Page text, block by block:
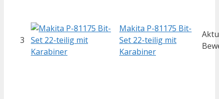
3
Makita P-81175 Bit-
Set 22-teilig mit
Karabiner